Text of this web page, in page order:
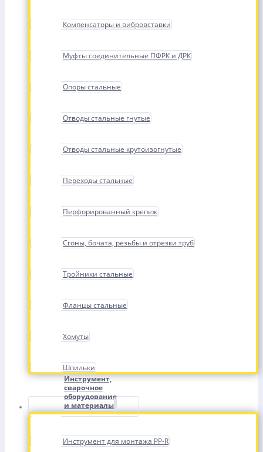
Компенсаторы и вибровставки
Муфты соединительные ПФРК и ДРК
Опоры стальные
Отводы стальные гнутые
Отводы стальные крутоизогнутые
Переходы стальные
Перфорированный крепеж
Сгоны, бочата, резьбы и отрезки труб
Тройники стальные
Фланцы стальные
Хомуты
Шпильки
Инструмент,
сварочное
оборудование
и материалы
Инструмент для монтажа PP-R